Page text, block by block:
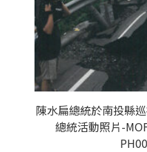
陳水扁總統於南投縣
總統活動照片-